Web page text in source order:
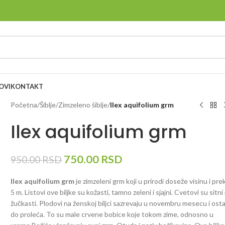
KONTAKT
Početna/Šiblje/Zimzeleno šiblje/Ilex aquifolium grm
Ilex aquifolium grm
950.00RSD750.00 RSD
Ilex aquifolium grmje zimzeleni grm koji u prirodi doseže visinu i
5 m. Listovi ove biljke su kožasti, tamno zeleni i sjajni. Cvetovi su sitni
žučkasti. Plodovi na ženskoj biljci sazrevaju u novembru mesecu i
do proleća. To su male crvene bobice koje tokom zime, odnosno u